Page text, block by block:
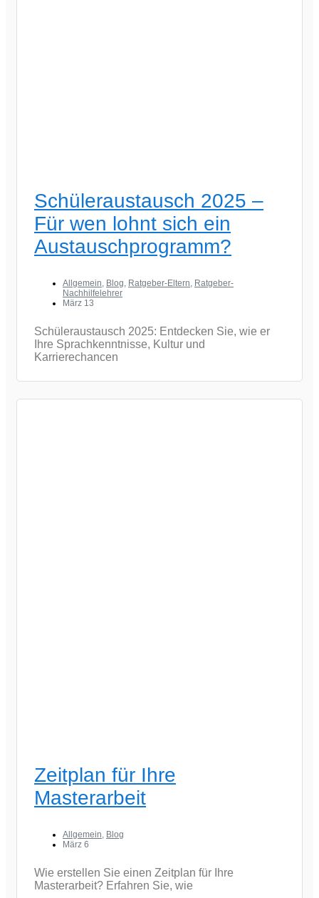
Schüleraustausch 2025 –
Für wen lohnt sich ein
Austauschprogramm?
Allgemein, Blog, Ratgeber-Eltern, Ratgeber-
Nachhilfelehrer
März 13
Schüleraustausch 2025: Entdecken Sie, wie er
Ihre Sprachkenntnisse, Kultur und
Karrierechancen
Zeitplan für Ihre
Masterarbeit
Allgemein, Blog
März 6
Wie erstellen Sie einen Zeitplan für Ihre
Masterarbeit? Erfahren Sie, wie